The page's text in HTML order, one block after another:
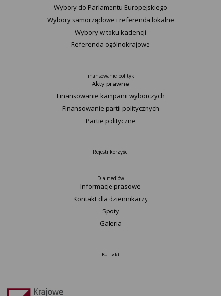
Wybory do Parlamentu Europejskiego
Wybory samorządowe i referenda lokalne
Wybory w toku kadencji
Referenda ogólnokrajowe
Finansowanie polityki
Akty prawne
Finansowanie kampanii wyborczych
Finansowanie partii politycznych
Partie polityczne
Rejestr korzyści
Dla mediów
Informacje prasowe
Kontakt dla dziennikarzy
Spoty
Galeria
Kontakt